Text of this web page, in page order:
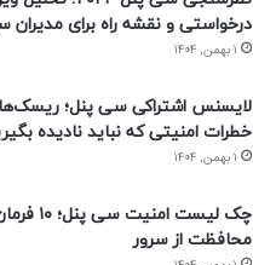
م
درخواستی و نقشه راه برای مدیران
۱ بهمن, ۱۴۰۴
لایسنس اشتراکی سی پنل؛
خطرات امنیتی که نباید نادیده
۱ بهمن, ۱۴۰۴
چک لیست امنیت
محافظت از سرور